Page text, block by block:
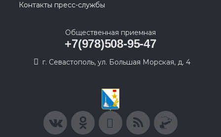
Контакты пресс-службы
Общественная приемная
+7(978)508-95-47
г. Севастополь, ул. Большая Морская, д. 4